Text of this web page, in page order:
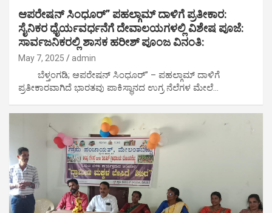
ಆಪರೇಷನ್ ಸಿಂಧೂರ್” ಪಹಲ್ಗಾಮ್ ದಾಳಿಗೆ ಪ್ರತೀಕಾರ:
ಸೈನಿಕರ ಧೈರ್ಯವರ್ಧನೆಗೆ ದೇವಾಲಯಗಳಲ್ಲಿ ವಿಶೇಷ ಪೂಜೆ:
ಸಾರ್ವಜನಿಕರಲ್ಲಿ ಶಾಸಕ ಹರೀಶ್ ಪೂಂಜ ವಿನಂತಿ:
May 7, 2025 admin
ಬೆಳ್ತಂಗಡಿ; ಆಪರೇಷನ್ ಸಿಂಧೂರ್” – ಪಹಲ್ಗಾಮ್ ದಾಳಿಗೆ
ಪ್ರತೀಕಾರವಾಗಿದೆ ಭಾರತವು ಪಾಕಿಸ್ಥಾನದ ಉಗ್ರ ನೆಲೆಗಳ ಮೇಲೆ…